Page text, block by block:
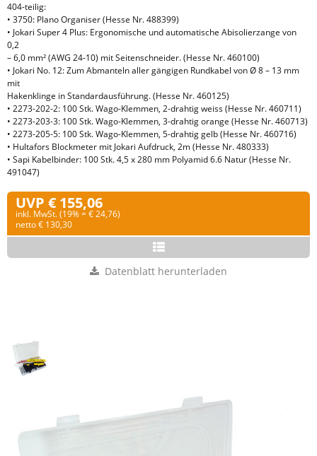
404-teilig:
• 3750: Plano Organiser (Hesse Nr. 488399)
• Jokari Super 4 Plus: Ergonomische und automatische Abisolierzange von
0,2
– 6,0 mm² (AWG 24-10) mit Seitenschneider. (Hesse Nr. 460100)
• Jokari No. 12: Zum Abmanteln aller gängigen Rundkabel von Ø 8 – 13 mm
mit
Hakenklinge in Standardausführung. (Hesse Nr. 460125)
• 2273-202-2: 100 Stk. Wago-Klemmen, 2-drahtig weiss (Hesse Nr. 460711)
• 2273-203-3: 100 Stk. Wago-Klemmen, 3-drahtig orange (Hesse Nr. 460713)
• 2273-205-5: 100 Stk. Wago-Klemmen, 5-drahtig gelb (Hesse Nr. 460716)
• Hultafors Blockmeter mit Jokari Aufdruck, 2m (Hesse Nr. 480333)
• Sapi Kabelbinder: 100 Stk. 4,5 x 280 mm Polyamid 6.6 Natur (Hesse Nr.
491047)
UVP € 155,06
inkl. MwSt. (19% = € 24,76)
netto € 130,30
Datenblatt herunterladen